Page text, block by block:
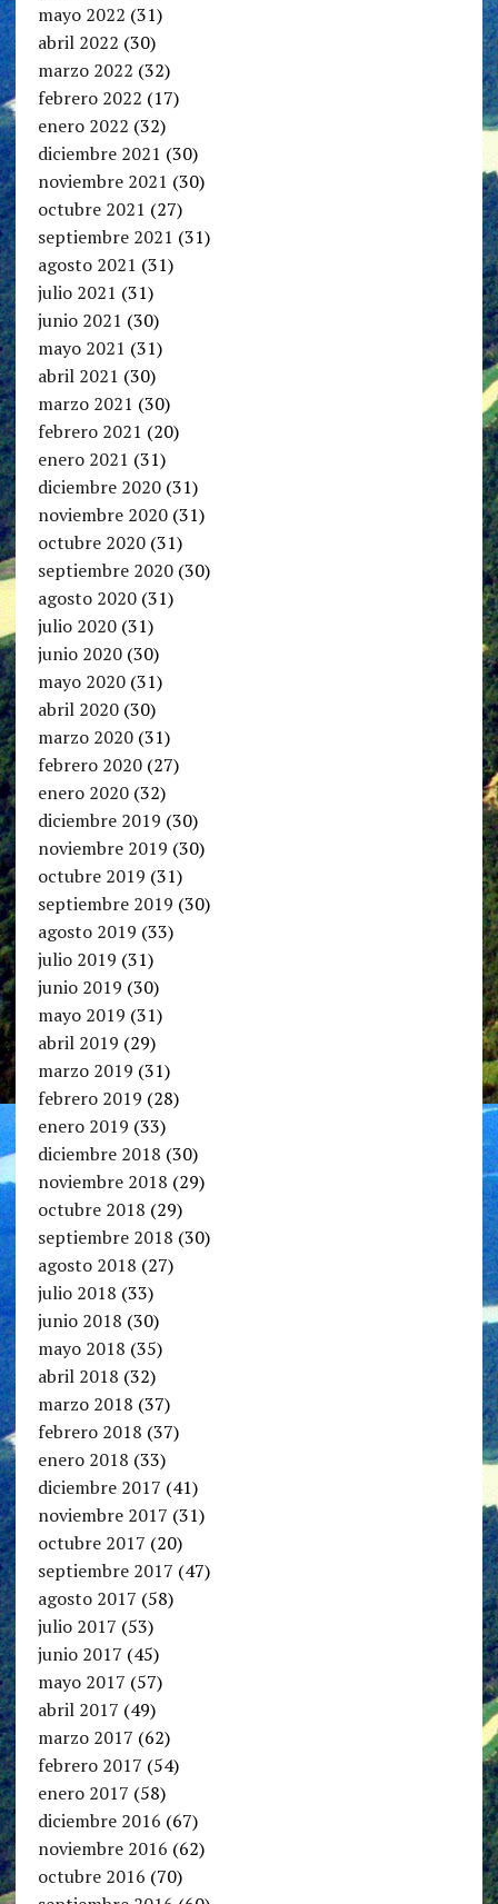
mayo 2022 (31)
abril 2022 (30)
marzo 2022 (32)
febrero 2022 (17)
enero 2022 (32)
diciembre 2021 (30)
noviembre 2021 (30)
octubre 2021 (27)
septiembre 2021 (31)
agosto 2021 (31)
julio 2021 (31)
junio 2021 (30)
mayo 2021 (31)
abril 2021 (30)
marzo 2021 (30)
febrero 2021 (20)
enero 2021 (31)
diciembre 2020(31)
noviembre 2020(31)
octubre 2020(31)
septiembre 2020(30)
agosto 2020(31)
julio 2020(31)
junio 2020(30)
mayo 2020(31)
abril 2020(30)
marzo 2020(31)
febrero 2020(27)
enero 2020(32)
diciembre 2019 (30)
noviembre 2019 (30)
octubre 2019 (31)
septiembre 2019 (30)
agosto 2019 (33)
julio 2019 (31)
junio 2019 (30)
mayo 2019 (31)
abril 2019 (29)
marzo 2019 (31)
febrero 2019 (28)
enero 2019 (33)
diciembre 2018 (30)
noviembre 2018 (29)
octubre 2018 (29)
septiembre 2018 (30)
agosto 2018 (27)
julio 2018 (33)
junio 2018 (30)
mayo 2018 (35)
abril 2018 (32)
marzo 2018 (37)
febrero 2018 (37)
enero 2018 (33)
diciembre 2017 (41)
noviembre 2017 (31)
octubre 2017 (20)
septiembre 2017 (47)
agosto 2017 (58)
julio 2017 (53)
junio 2017 (45)
mayo 2017 (57)
abril 2017 (49)
marzo 2017 (62)
febrero 2017 (54)
enero 2017 (58)
diciembre 2016 (67)
noviembre 2016 (62)
octubre 2016 (70)